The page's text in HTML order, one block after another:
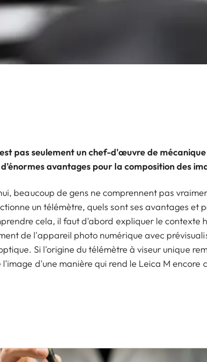
pas seulement un chef-d'œuvre de
d'énormes avantages pour la composition des
beaucoup de gens ne comprennent pas
un télémètre, quels sont ses avantages et
cela, il faut d'abord expliquer le contexte
de l'appareil photo numérique avec
Si l'origine du télémètre à viseur unique
l'image d'une manière qui rend le Leica M encore